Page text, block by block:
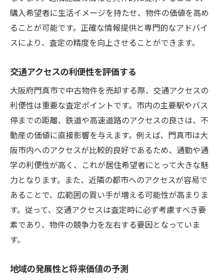
購入希望者に生活イメージを持たせ、物件の価値を高め
ることが可能です。正確な情報提供と専門的なアドバイ
スにより、査定の精度を向上させることができます。
交通アクセスの利便性を評価する
大阪府門真市で中古物件を売却する際、交通アクセスの
利便性は重要な査定ポイントです。市内の主要駅やバス
停までの距離、鉄道や高速道路のアクセスの良さは、不
動産の価値に直接影響を与えます。例えば、門真市は大
阪市内へのアクセスが比較的良好であるため、通勤や通
学の利便性が高く、これが居住希望者にとって大きな魅
力となります。また、近隣の都市へのアクセスが容易で
あることで、広範囲の買い手が増える可能性が高まりま
す。従って、交通アクセスは査定時に必ず考慮すべき要
素であり、物件の競争力を左右する要因となっていま
す。
地域の発展性と将来価値の予測